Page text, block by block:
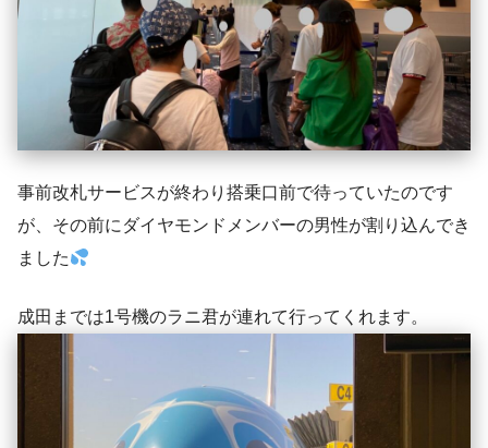
事前改札サービスが終わり搭乗口前で待っていたのです
が、その前にダイヤモンドメンバーの男性が割り込んでき
ました
成田までは1号機のラニ君が連れて行ってくれます。